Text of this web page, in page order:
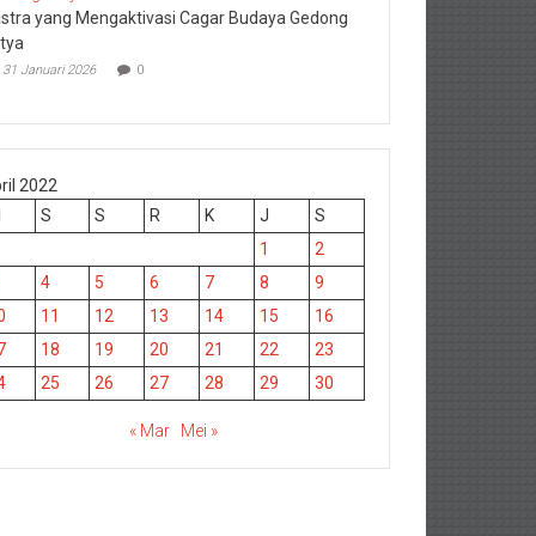
yang Mengaktivasi Cagar Budaya Gedong
31 Januari 2026 0
2022
S S R K J
S
1
2
4 5 6 7 8
9
11 12 13 14 15
16
18 19 20 21 22
23
25 26 27 28 29 30
« Mar Mei »